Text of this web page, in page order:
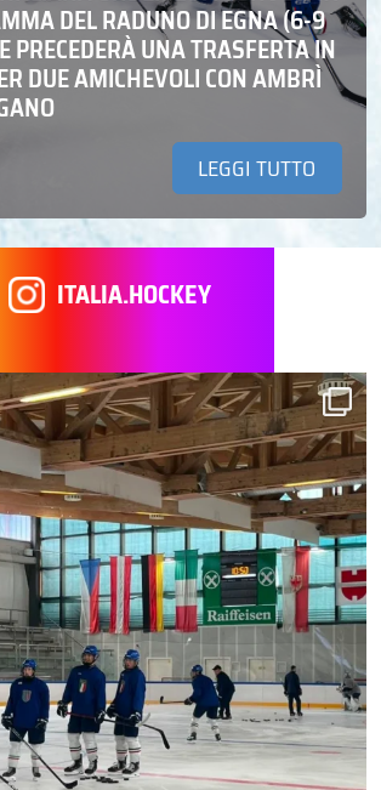
DEL RADUNO DI EGNA (6-9
PRECEDERÀ UNA TRASFERTA IN
DUE AMICHEVOLI CON AMBRÌ
LEGGI TUTTO
ITALIA.HOCKEY